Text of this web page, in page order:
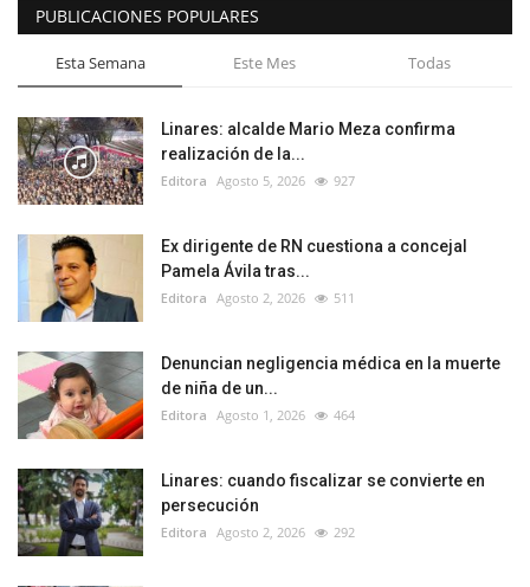
PUBLICACIONES POPULARES
Esta Semana Este Mes Todas
Linares: alcalde Mario Meza confirma
realización de la...
Editora Agosto 5, 2026 927
Ex dirigente de RN cuestiona a concejal
Pamela Ávila tras...
Editora Agosto 2, 2026 511
Denuncian negligencia médica en la muerte
de niña de un...
Editora Agosto 1, 2026 464
Linares: cuando fiscalizar se convierte en
persecución
Editora Agosto 2, 2026 292